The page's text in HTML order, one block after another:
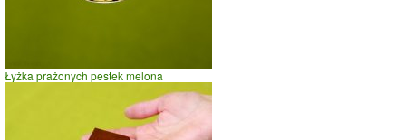
Łyżka prażonych pestek melona